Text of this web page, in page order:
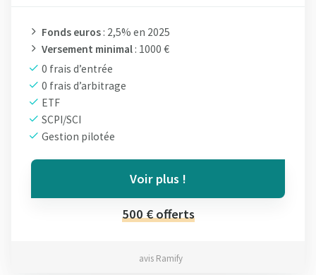
Fonds euros : 2,5% en 2025
Versement minimal : 1000 €
0 frais d’entrée
0 frais d’arbitrage
ETF
SCPI/SCI
Gestion pilotée
Voir plus !
500 € offerts
avis Ramify